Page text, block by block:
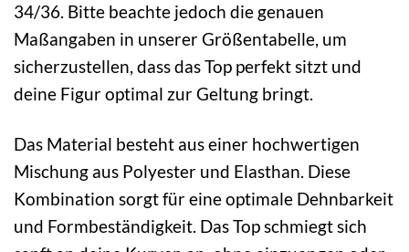
34/36. Bitte beachte jedoch die genauen
Maßangaben in unserer Größentabelle, um
sicherzustellen, dass das Top perfekt sitzt und
deine Figur optimal zur Geltung bringt.
Das Material besteht aus einer hochwertigen
Mischung aus Polyester und Elasthan. Diese
Kombination sorgt für eine optimale Dehnbarkeit
und Formbeständigkeit. Das Top schmiegt sich